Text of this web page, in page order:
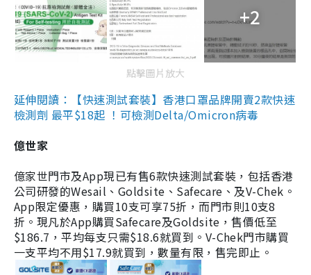
+2
點擊圖片放大
延伸閱讀：【快速測試套裝】香港口罩品牌開賣2款快速
檢測劑 最平$18起 ！可檢測Delta/Omicron病毒
億世家
億家世門市及App現已有售6款快速測試套裝，包括香港
公司研發的Wesail、Goldsite、Safecare、及V-Chek。
App限定優惠，購買10支可享75折，而門市則10支8
折。現凡於App購買Safecare及Goldsite，售價低至
$186.7，平均每支只需$18.6就買到。V-Chek門市購買
一支平均不用$17.9就買到，數量有限，售完即止。